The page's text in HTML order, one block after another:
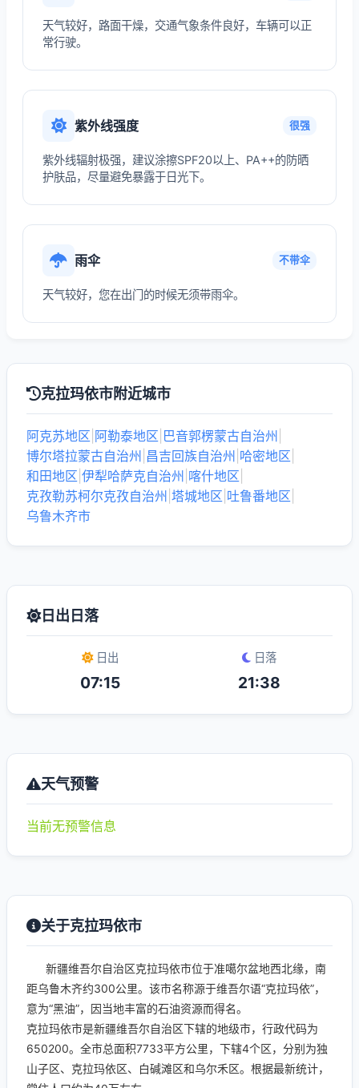
天气较好，路面干燥，交通气象条件良好，车辆可以正
常行驶。
紫外线强度 很强
紫外线辐射极强，建议涂擦SPF20以上、PA++的防晒
护肤品，尽量避免暴露于日光下。
雨伞 不带伞
天气较好，您在出门的时候无须带雨伞。
克拉玛依市附近城市
阿克苏地区 阿勒泰地区 巴音郭楞蒙古自治州
博尔塔拉蒙古自治州 昌吉回族自治州 哈密地区
和田地区 伊犁哈萨克自治州 喀什地区
克孜勒苏柯尔克孜自治州 塔城地区 吐鲁番地区
乌鲁木齐市
日出日落
日出
07:15
日落
21:38
天气预警
当前无预警信息
关于克拉玛依市
新疆维吾尔自治区克拉玛依市位于准噶尔盆地西北缘，南
距乌鲁木齐约300公里。该市名称源于维吾尔语“克拉玛依”，
意为“黑油”，因当地丰富的石油资源而得名。
克拉玛依市是新疆维吾尔自治区下辖的地级市，行政代码为
650200。全市总面积7733平方公里，下辖4个区，分别为独
山子区、克拉玛依区、白碱滩区和乌尔禾区。根据最新统计，